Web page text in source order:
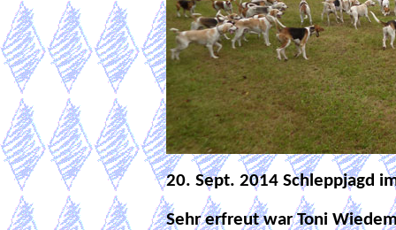
20. Sept. 2014 Schleppjagd
Sehr erfreut war Toni